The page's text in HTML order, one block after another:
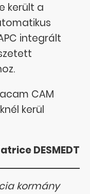
került a
integrált
CAM
kerül
DESMEDT
kormány